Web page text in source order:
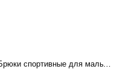
Брюки спортивные для мальчика подростка 128 Черный ЭДЕЛЬВЕЙС (709706-128)